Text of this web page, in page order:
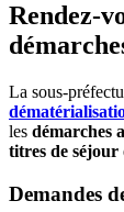
Rendez-
La sous-
les démarches
titres de séjour
Demandes